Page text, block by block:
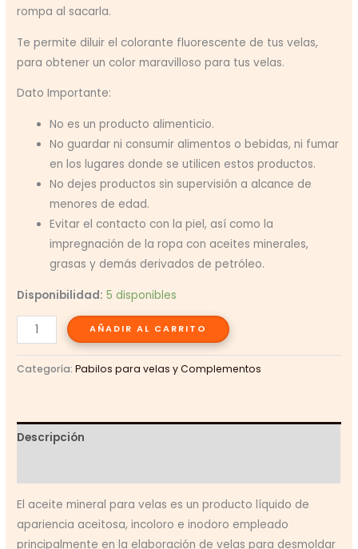
rompa al sacarla.
Te permite diluir el colorante fluorescente de tus velas,
para obtener un color maravilloso para tus velas.
Dato Importante:
No es un producto alimenticio.
No guardar ni consumir alimentos o bebidas, ni fumar
en los lugares donde se utilicen estos productos.
No dejes productos sin supervisión a alcance de
menores de edad.
Evitar el contacto con la piel, así como la
impregnación de la ropa con aceites minerales,
grasas y demás derivados de petróleo.
Disponibilidad: 5 disponibles
Aceite
Mineral
para
Molde
120
(No
Comestible)
cantidad
AÑADIR AL CARRITO
Categoría:Pabilos para velas y Complementos
Descripción
El aceite mineral para velas es un producto líquido de
apariencia aceitosa, incoloro e inodoro empleado
principalmente en la elaboración de velas para desmoldar